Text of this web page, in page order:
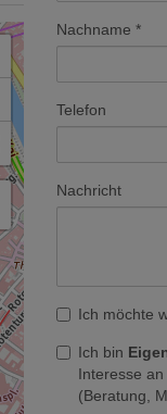
Nachname
Telefon
Nachricht
Ich möchte
Ich bin
Interesse
(Beratung,